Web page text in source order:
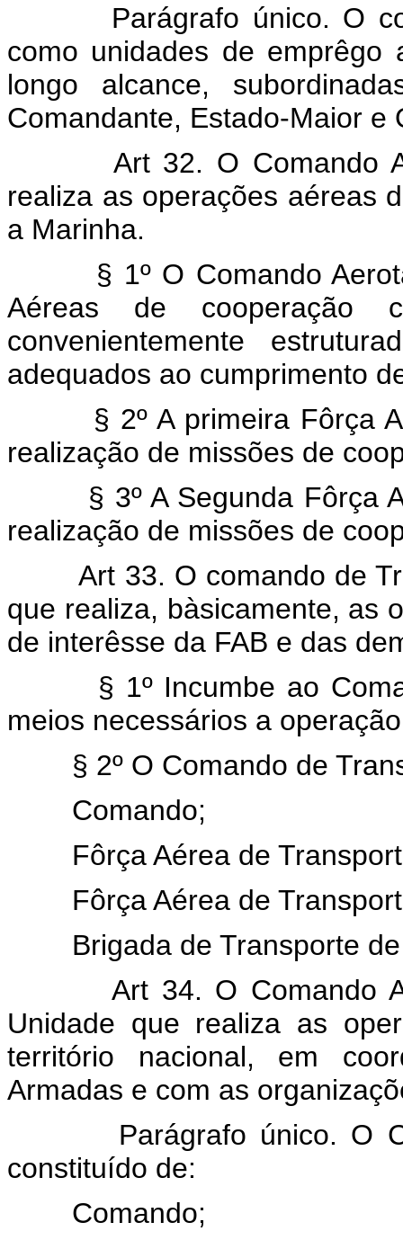
Parágrafo único. O
como unidades de emprêgo
longo alcance,
Comandante, Estado-Maior e
Art 32. O Comando
realiza as operações aéreas
a Marinha.
§ 1º O Comando
Aéreas de cooperação
convenientemente
adequados ao cumprimento
§ 2º A primeira Fôrça
realização de missões de
§ 3º A Segunda Fôrça
realização de missões de
Art 33. O comando de
que realiza, bàsicamente, as
de interêsse da FAB e das
§ 1º Incumbe ao
meios necessários a
§ 2º O Comando de
Comando;
Fôrça Aérea de
Fôrça Aérea de
Brigada de Transporte de
Art 34. O Comando
Unidade que realiza as
território nacional, em
Armadas e com as
Parágrafo único. O
constituído de:
Comando;